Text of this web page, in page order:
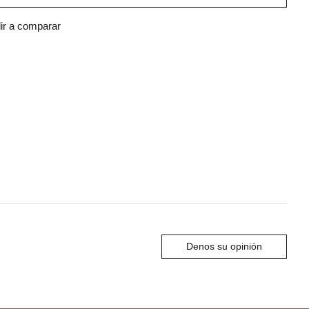
a comparar
Denos su opinión